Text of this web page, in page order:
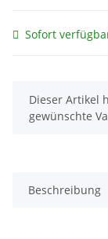
Sofort
x
Dieser Artikel
gewünschte
Beschreibung